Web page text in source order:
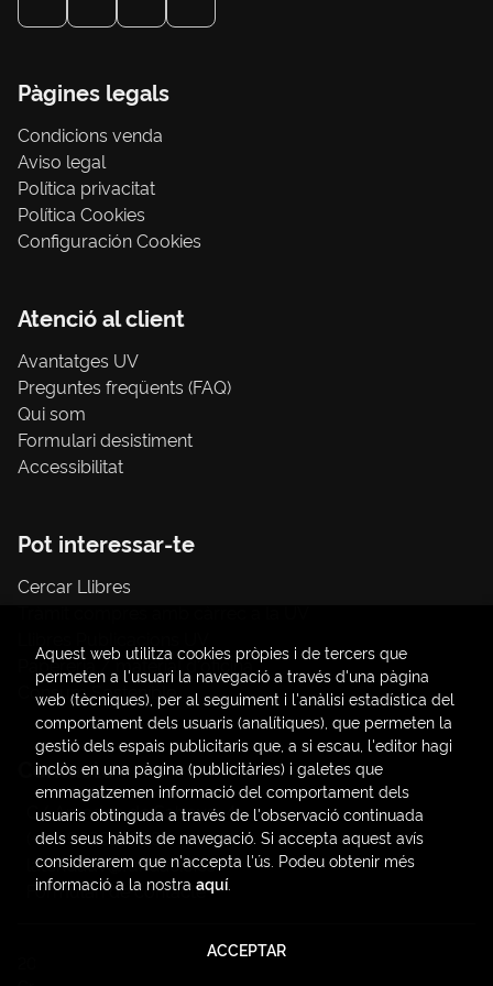
Pàgines legals
Condicions venda
Aviso legal
Política privacitat
Política Cookies
Configuración Cookies
Atenció al client
Avantatges UV
Preguntes freqüents (FAQ)
Qui som
Formulari desistiment
Accessibilitat
Pot interessar-te
Cercar Llibres
Papereria / material d'oficina
Consum Sostenible
Contacte
C/ Amadeo de Saboya, 4
(+34) 963828968
latendauv@fundacio.es
Formulari de contacte
. Tots els Drets Reservats |
Aquest web utilitza cookies pròpies i de tercers que
permeten a l'usuari la navegació a través d'una pàgina
web (tècniques), per al seguiment i l'anàlisi estadística del
comportament dels usuaris (analítiques), que permeten la
gestió dels espais publicitaris que, a si escau, l'editor hagi
inclòs en una pàgina (publicitàries) i galetes que
emmagatzemen informació del comportament dels
usuaris obtinguda a través de l'observació continuada
dels seus hàbits de navegació. Si accepta aquest avís
considerarem que n'accepta l'ús. Podeu obtenir més
informació a la nostra aquí.
ACCEPTAR